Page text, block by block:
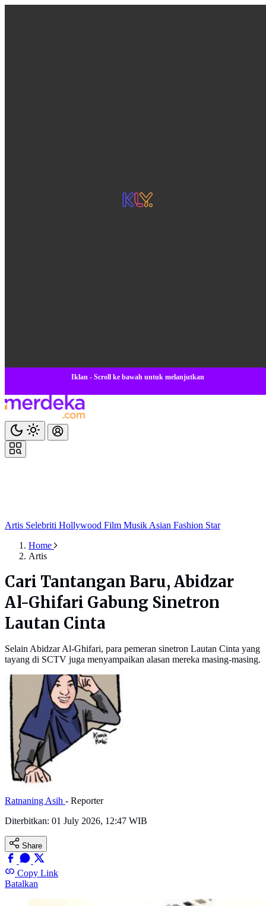
Iklan - Scroll ke bawah untuk melanjutkan
Artis Selebriti Hollywood Film Musik Asian Fashion Star
Home
Artis
Cari Tantangan Baru, Abidzar
Al-Ghifari Gabung Sinetron
Lautan Cinta
Selain Abidzar Al-Ghifari, para pemeran sinetron Lautan Cinta yang
tayang di SCTV juga menyampaikan alasan mereka masing-masing.
Ratnaning Asih - Reporter
Diterbitkan: 01 July 2026, 12:47 WIB
Share
Copy Link
Batalkan